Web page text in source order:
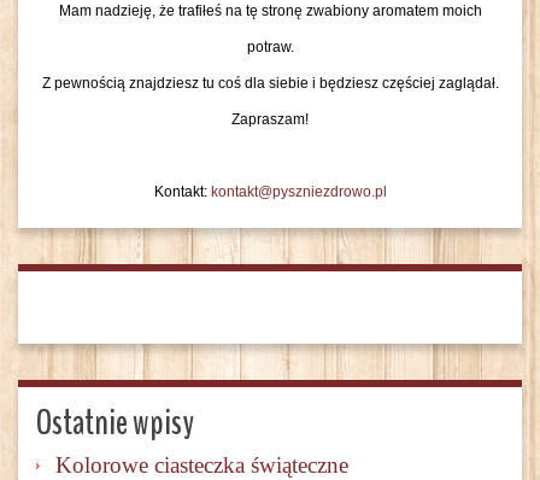
Mam nadzieję, że trafiłeś na tę stronę zwabiony aromatem moich
potraw.
Z pewnością znajdziesz tu coś dla siebie i będziesz częściej zaglądał.
Zapraszam!
Kontakt: kontakt@pyszniezdrowo.pl
Ostatnie wpisy
Kolorowe ciasteczka świąteczne